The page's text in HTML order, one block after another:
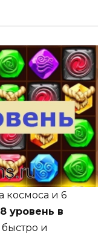
космоса и 6
уровень в
и